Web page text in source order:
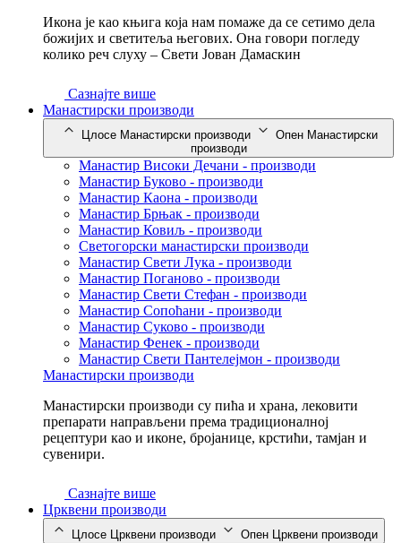
Икона је као књига која нам помаже да се сетимо дела
божијих и светитеља његових. Она говори погледу
колико реч слуху – Свети Јован Дамаскин
Сазнајте више
Манастирски производи
Цлосе Манастирски производи
Опен Манастирски
производи
Манастир Високи Дечани - производи
Манастир Буково - производи
Манастир Каона - производи
Манастир Брњак - производи
Манастир Ковиљ - производи
Светогорски манастирски производи
Манастир Свети Лука - производи
Манастир Поганово - производи
Манастир Свети Стефан - производи
Манастир Сопоћани - производи
Манастир Суково - производи
Манастир Фенек - производи
Манастир Свети Пантелејмон - производи
Манастирски производи
Манастирски производи су пића и храна, лековити
препарати направљени према традиционалној
рецептури као и иконе, бројанице, крстићи, тамјан и
сувенири.
Сазнајте више
Црквени производи
Цлосе Црквени производи Опен Црквени производи